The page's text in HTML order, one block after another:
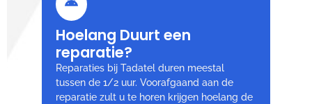
Hoelang Duurt een
reparatie?
Reparaties bij Tadatel duren meestal
tussen de 1/2 uur. Voorafgaand aan de
reparatie zult u te horen krijgen hoelang de